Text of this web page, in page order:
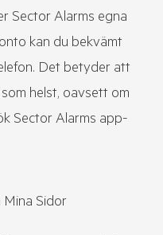
Sector Alarms egna
kan du bekvämt
Det betyder att
helst, oavsett om
Sector Alarms app-
Sidor